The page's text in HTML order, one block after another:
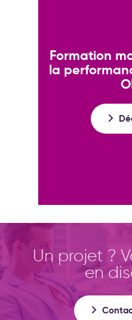
Formation
la
Un projet ?
en